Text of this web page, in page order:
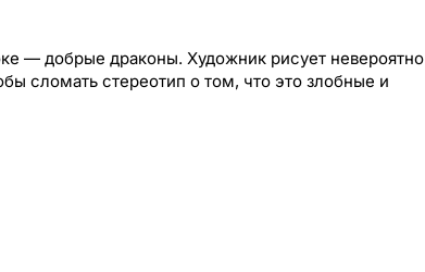
— добрые драконы. Художник рисует невероятно
сломать стереотип о том, что это злобные и